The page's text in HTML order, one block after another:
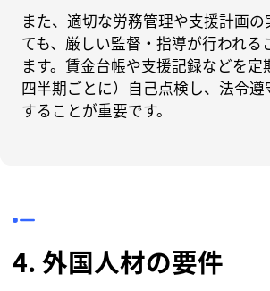
また、適切な労務管理や支援計画
ても、厳しい監督・指導が行われる
ます。賃金台帳や支援記録などを定
四半期ごとに）自己点検し、法令
することが重要です。
4. 外国人材の要件